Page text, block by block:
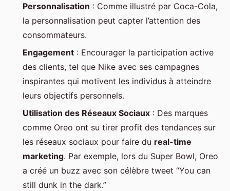
Personnalisation : Comme illustré par Coca-Cola,
la personnalisation peut capter l’attention des
consommateurs.
Engagement : Encourager la participation active
des clients, tel que Nike avec ses campagnes
inspirantes qui motivent les individus à atteindre
leurs objectifs personnels.
Utilisation des Réseaux Sociaux : Des marques
comme Oreo ont su tirer profit des tendances sur
les réseaux sociaux pour faire du real-time
marketing. Par exemple, lors du Super Bowl, Oreo
a créé un buzz avec son célèbre tweet “You can
still dunk in the dark.”